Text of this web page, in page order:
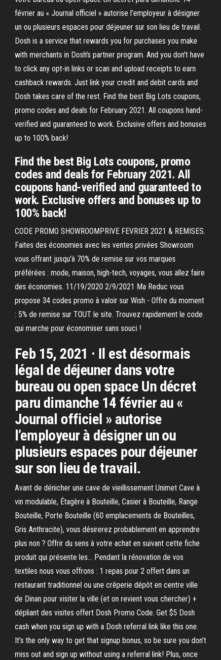
février au « Journal officiel » autorise l’employeur à désigner
un ou plusieurs espaces pour déjeuner sur son lieu de travail.
Dosh is a service that rewards you for purchases you make
with merchants in Dosh's partner program. And you don't have
to click any opt-in links or scan and upload receipts to earn
cashback rewards. Just link your credit and debit cards and
Dosh takes care of the rest. Find the best Big Lots coupons,
promo codes and deals for February 2021. All coupons hand-
verified and guaranteed to work. Exclusive offers and bonuses
up to 100% back!
Find the best Big Lots coupons, promo
codes and deals for February 2021. All
coupons hand-verified and guaranteed to
work. Exclusive offers and bonuses up to
100% back!
CODE PROMO SHOWROOMPRIVE FEVRIER 2021 & REMISES.
Faites des économies avec les ventes privées Showroom
vous offrant jusqu'à 70% de remise sur vos marques
préférées : mode, maison, high-tech, voyages, vous allez faire
des économies. 11/19/2020 2/9/2021 Ma Reduc vous
propose 34 codes promo à valoir sur Wish - Offre du moment
: 5% de remise sur TOUT le site. Trouvez rapidement le code
qui marche pour économiser sans souci !
Feb 15, 2021 · Il est désormais
légal de déjeuner dans votre
bureau ou open space Un décret
paru dimanche 14 février au «
Journal officiel » autorise
l’employeur à désigner un ou
plusieurs espaces pour déjeuner
sur son lieu de travail.
Avant de dénicher une cave de vieillissement Unimet Cave à
vin modulable, Étagère à Bouteille, Casier à Bouteille, Range
Bouteille, Porte Bouteille (60 emplacements de Bouteilles,
Gris Anthracite), vous désirerez probablement en apprendre
plus non ? Offrir du sens à votre achat en suivant cette fiche
produit qui présente les… Pendant la rénovation de vos
textiles nous vous offrons : 1 repas pour 2 offert dans un
restaurant traditionnel ou une crêperie dépôt en centre ville
de Dinan pour visiter la ville (et on revient vous chercher) +
dépliant des visites offert Dosh Promo Code. Get $5 Dosh
cash when you sign up with a Dosh referral link like this one.
It’s the only way to get that signup bonus, so be sure you don’t
miss out and sign up without using a referral link! Plus, once